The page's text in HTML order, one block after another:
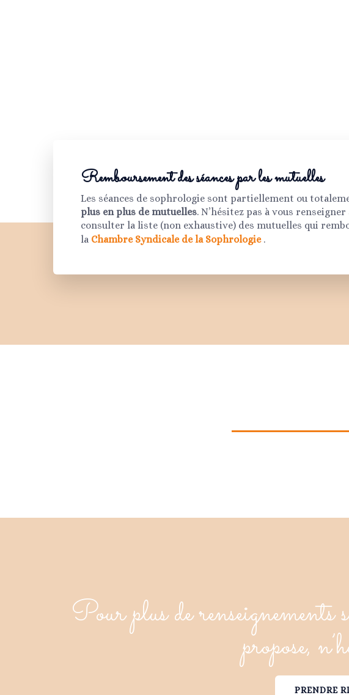
Remboursement des séances par les mutuelles
Les séances de sophrologie sont partiellement ou
plus en plus de mutuelles. N’hésitez pas à vous
consulter la liste (non exhaustive) des mutuelles qui
la Chambre Syndicale de la Sophrologie.
Pour plus de renseignements
propose,
PRENDRE